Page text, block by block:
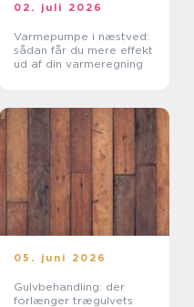
02. juli 2026
Varmepumpe i næstved:
sådan får du mere effekt
ud af din varmeregning
05. juni 2026
Gulvbehandling: der
forlænger trægulvets